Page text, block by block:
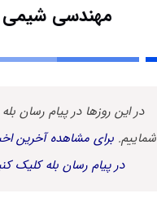
مهندسی شیمی
در این روزها در پیام رسان بله
شماییم.برای مشاهده آخرین
در پیام رسان بله کلیک